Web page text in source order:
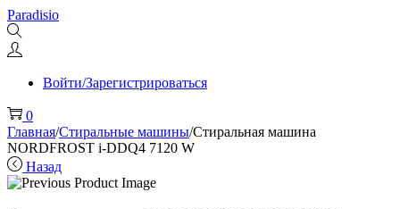
Перейти
к
навигации
Перейти
к
содержимому
Paradisio
Войти/Зарегистрироваться
0
Главная/Стиральные машины/Стиральная машина
NORDFROST i-DDQ4 7120 W
Назад